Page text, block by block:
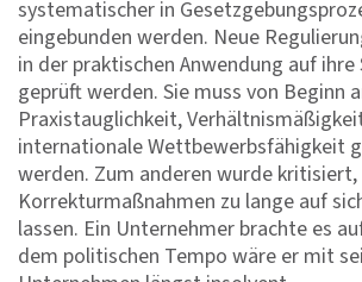
systematischer in
eingebunden werden. Neue
in der praktischen Anwendung auf ihre
geprüft werden. Sie muss von Beginn
Praxistauglichkeit,
internationale Wettbewerbsfähigkeit
werden. Zum anderen wurde kritisiert,
Korrekturmaßnahmen zu lange auf
lassen. Ein Unternehmer brachte es
dem politischen Tempo wäre er mit